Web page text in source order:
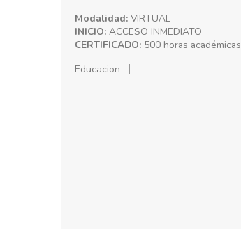
Modalidad: VIRTUAL
INICIO: ACCESO INMEDIATO
CERTIFICADO: 500 horas académicas
Educacion